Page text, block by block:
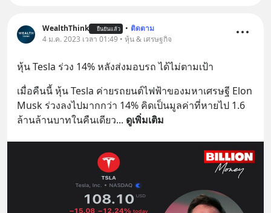
WealthThink ยืนยันแล้ว • ติดตาม
4 ม.ค. 2023 เวลา 01:49 • หุ้น & เศรษฐกิจ
หุ้น Tesla ร่วง 14% หลังส่งมอบรถ ได้ไม่ตามเป้า
เมื่อคืนนี้ หุ้น Tesla ค่ายรถยนต์ไฟฟ้าของมหาเศรษฐี Elon
Musk ร่วงลงไปมากกว่า 14% คิดเป็นมูลค่าที่หายไป 1.6
ล้านล้านบาทในคืนเดียว... ดูเพิ่มเติม